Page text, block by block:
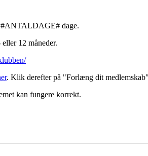
#ANTALDAGE# dage.
12 måneder.
. Klik derefter på "Forlæng dit
kan fungere korrekt.